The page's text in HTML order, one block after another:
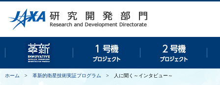
ホーム > 革新的衛星技術実証プログラム > 人に聞く～インタビュー～